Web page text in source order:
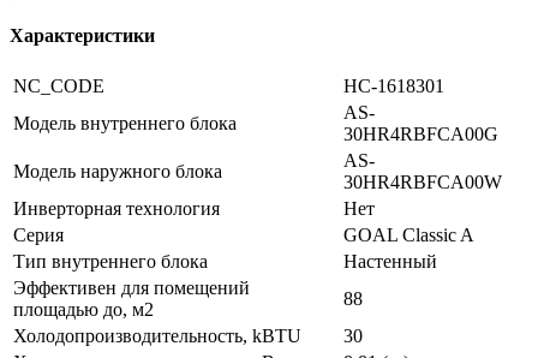
Характеристики
NC_CODE
НС-1618301
Модель внутреннего блока
AS-
30HR4RBFCA00G
Модель наружного блока
AS-
30HR4RBFCA00W
Инверторная технология
Нет
Серия
GOAL Classic A
Тип внутреннего блока
Настенный
Эффективен для помещений
площадью до, м2
88
Холодопроизводительность, kBTU
30